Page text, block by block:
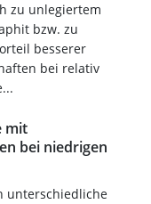
zu unlegiertem
bzw. zu
besserer
bei relativ
mit
bei niedrigen
unterschiedliche